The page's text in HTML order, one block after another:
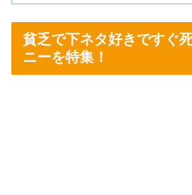
貧乏で下ネタ好きですぐ
ニーを特集！